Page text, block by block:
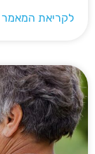
לקריאת